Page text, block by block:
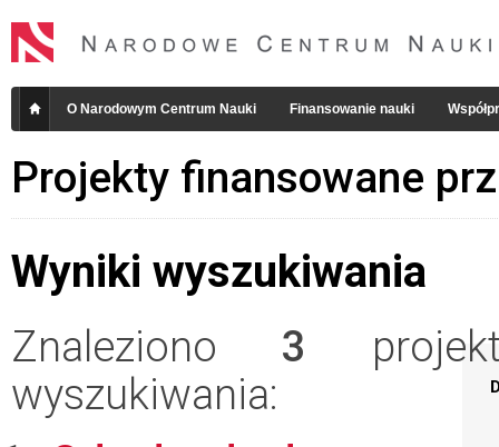
O Narodowym Centrum Nauki Finansowanie nauki
Projekty finansowane
Wyniki wyszukiwania
Znaleziono 3
wyszukiwania: